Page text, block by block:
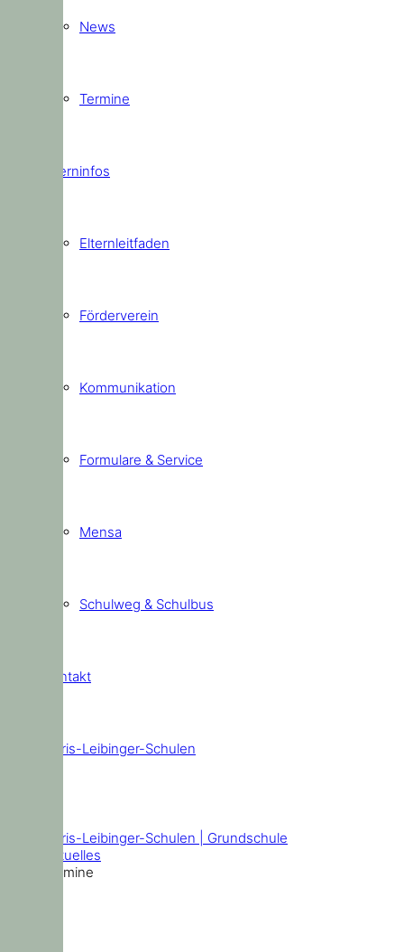
News
Termine
Elterninfos
Elternleitfaden
Förderverein
Kommunikation
Formulare & Service
Mensa
Schulweg & Schulbus
Kontakt
Doris-Leibinger-Schulen
Doris-Leibinger-Schulen | Grundschule
Aktuelles
Termine